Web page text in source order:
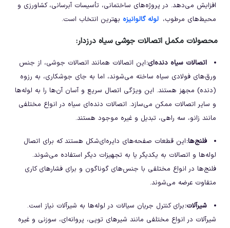
افزایش می‌دهد. در پروژه‌های ساختمانی، تأسیسات آبرسانی، کشاورزی و
محیط‌های مرطوب، لوله‌ گالوانیزه بهترین انتخاب است.
محصولات مکمل اتصالات جوشی سیاه درزدار:
اتصالات سیاه دنده‌ای:این اتصالات همانند اتصالات جوشی، از جنس
ورق‌های فولادی سیاه ساخته می‌شوند، اما به جای جوشکاری، به رزوه
(دنده) مجهز هستند. این ویژگی اتصال سریع و آسان آن‌ها را به لوله‌ها
و سایر اتصالات ممکن می‌سازد. اتصالات دنده‌ای سیاه در انواع مختلفی
مانند زانو، سه راهی، تبدیل و غیره موجود هستند.
فلنج‌ها:این قطعات صفحه‌های دایره‌ای‌شکل هستند که برای اتصال
لوله‌ها و اتصالات به یکدیگر یا به تجهیزات دیگر استفاده می‌شوند.
فلنج‌ها در انواع مختلفی با جنس‌های گوناگون و برای فشارهای کاری
متفاوت عرضه می‌شوند.
شیرآلات:برای کنترل جریان سیالات در لوله‌ها به شیرآلات نیاز است.
شیرآلات در انواع مختلفی مانند شیرهای توپی، پروانه‌ای، سوزنی و غیره